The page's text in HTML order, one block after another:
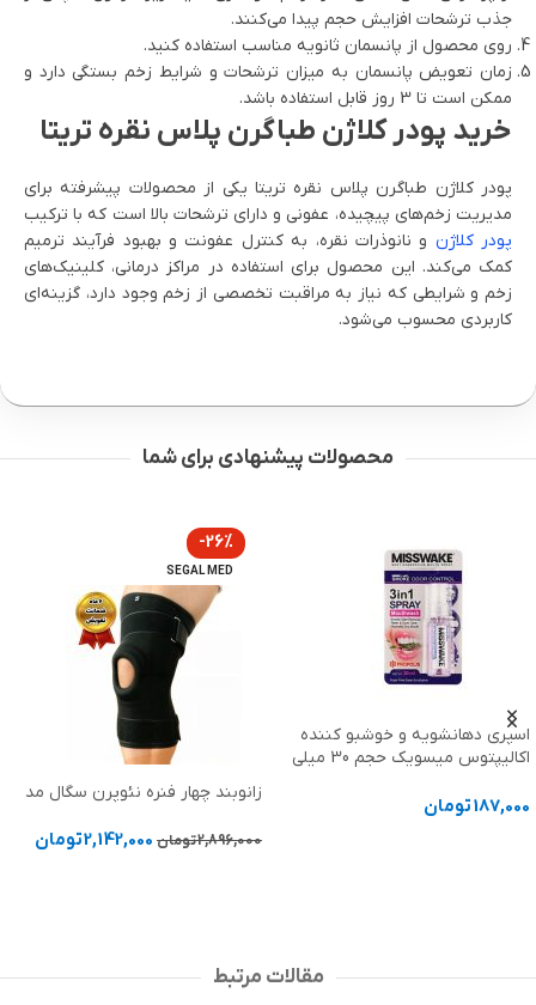
جذب ترشحات افزایش حجم پیدا می‌کنند.
روی محصول از پانسمان ثانویه مناسب استفاده کنید.
زمان تعویض پانسمان به میزان ترشحات و شرایط زخم بستگی دارد و
ممکن است تا 3 روز قابل استفاده باشد.
خرید پودر کلاژن طباگرن پلاس نقره تریتا
پودر کلاژن طباگرن پلاس نقره تریتا یکی از محصولات پیشرفته برای
مدیریت زخم‌های پیچیده، عفونی و دارای ترشحات بالا است که با ترکیب
پودر کلاژن و نانوذرات نقره، به کنترل عفونت و بهبود فرآیند ترمیم
کمک می‌کند. این محصول برای استفاده در مراکز درمانی، کلینیک‌های
زخم و شرایطی که نیاز به مراقبت تخصصی از زخم وجود دارد، گزینه‌ای
کاربردی محسوب می‌شود.
محصولات پیشنهادی برای شما
SEGAL MED
زانوبند چهار فنره نئوپرن سگال مد
پد پاک کننده بقایای چسب کانواتک
تماس بگیرید
مقالات مرتبط